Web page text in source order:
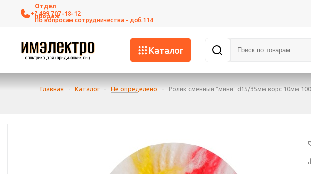
+7 499 707-18-12
Каталог
Главная - Каталог - Не определено - Ролик сменный "мини" d15/35мм ворс 10мм